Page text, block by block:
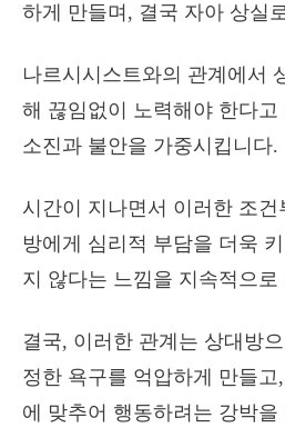
하게 만들며, 결국 자아 상실
나르시시스트와의 관계에서
해 끊임없이 노력해야 한다고
소진과 불안을 가중시킵니다.
시간이 지나면서 이러한 조건
방에게 심리적 부담을 더욱
지 않다는 느낌을 지속적으
결국, 이러한 관계는 상대방
정한 욕구를 억압하게 만들
에 맞추어 행동하려는 강박